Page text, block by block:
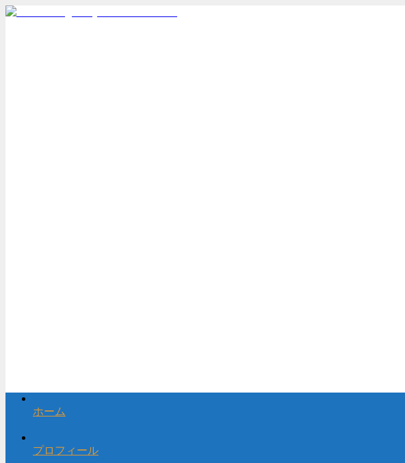
ホーム
プロフィール